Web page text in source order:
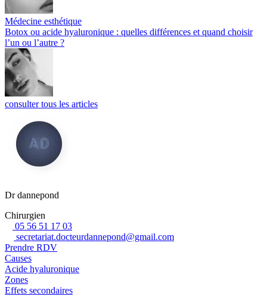
Médecine esthétique
Botox ou acide hyaluronique : quelles différences et quand choisir
l’un ou l’autre ?
consulter tous les articles
Dr dannepond
Chirurgien
05 56 51 17 03
secretariat.docteurdannepond@gmail.com
Prendre RDV
Causes
Acide hyaluronique
Zones
Effets secondaires